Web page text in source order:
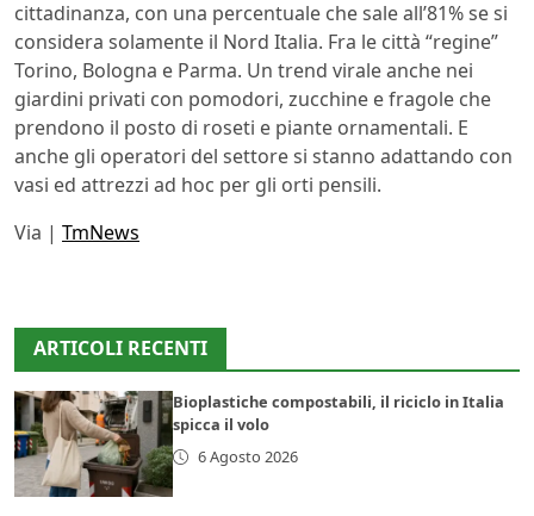
cittadinanza, con una percentuale che sale all’81% se si
considera solamente il Nord Italia. Fra le città “regine”
Torino, Bologna e Parma. Un trend virale anche nei
giardini privati con pomodori, zucchine e fragole che
prendono il posto di roseti e piante ornamentali. E
anche gli operatori del settore si stanno adattando con
vasi ed attrezzi ad hoc per gli orti pensili.
Via | TmNews
ARTICOLI RECENTI
Bioplastiche compostabili, il riciclo in Italia
spicca il volo
6 Agosto 2026